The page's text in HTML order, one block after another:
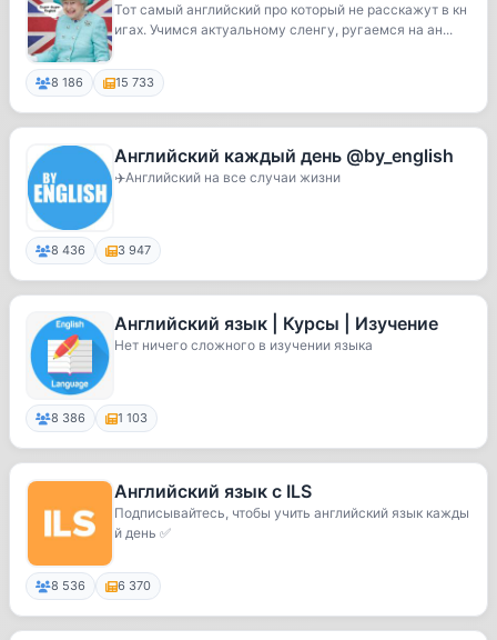
Тот самый английский про который не расскажут в кн
игах. Учимся актуальному сленгу, ругаемся на ан...
8 186 15 733
Английский каждый день @by_english
✈️Английский на все случаи жизни
8 436 3 947
Английский язык | Курсы | Изучение
Нет ничего сложного в изучении языка
8 386 1 103
Английский язык с ILS
Подписывайтесь, чтобы учить английский язык кажды
й день ✅
8 536 6 370